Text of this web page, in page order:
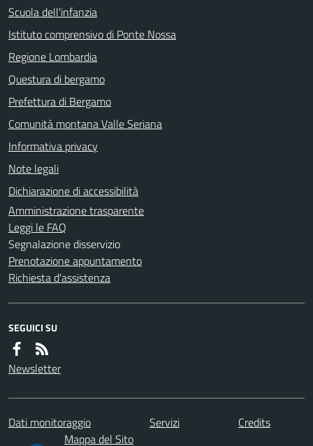
Scuola dell'infanzia
Istituto comprensivo di Ponte Nossa
Regione Lombardia
Questura di bergamo
Prefettura di Bergamo
Comunità montana Valle Seriana
Informativa privacy
Note legali
Dichiarazione di accessibilità
Amministrazione trasparente
Leggi le FAQ
Segnalazione disservizio
Prenotazione appuntamento
Richiesta d'assistenza
SEGUICI SU
Newsletter
Dati monitoraggio Servizi
Credits
Mappa del Sito